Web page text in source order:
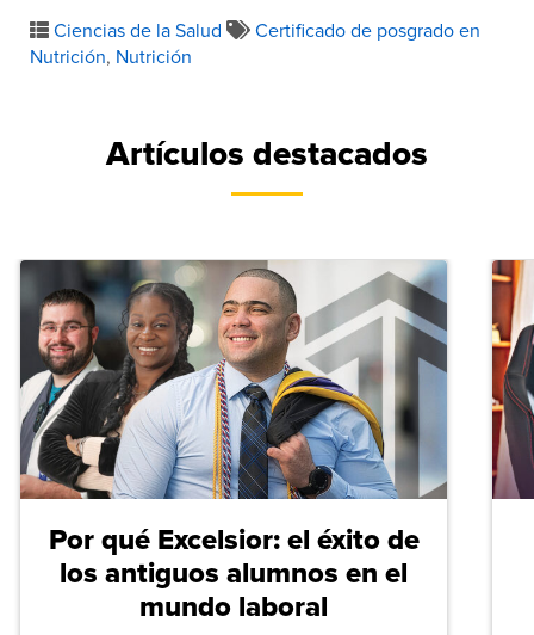
Ciencias de la Salud
Certificado de posgrado en
Nutrición, Nutrición
Artículos destacados
Por qué Excelsior: el éxito de
los antiguos alumnos en el
mundo laboral